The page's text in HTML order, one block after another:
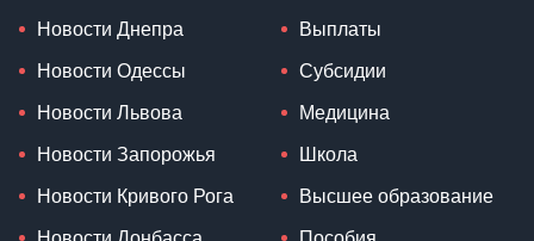
Новости Днепра
Новости Одессы
Новости Львова
Новости Запорожья
Новости Кривого Рога
Выплаты
Субсидии
Медицина
Школа
Высшее образование